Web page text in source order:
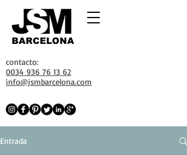
BARCELONA
contacto:
0034 936 76 13 62
info@jsmbarcelona.com
Entrada